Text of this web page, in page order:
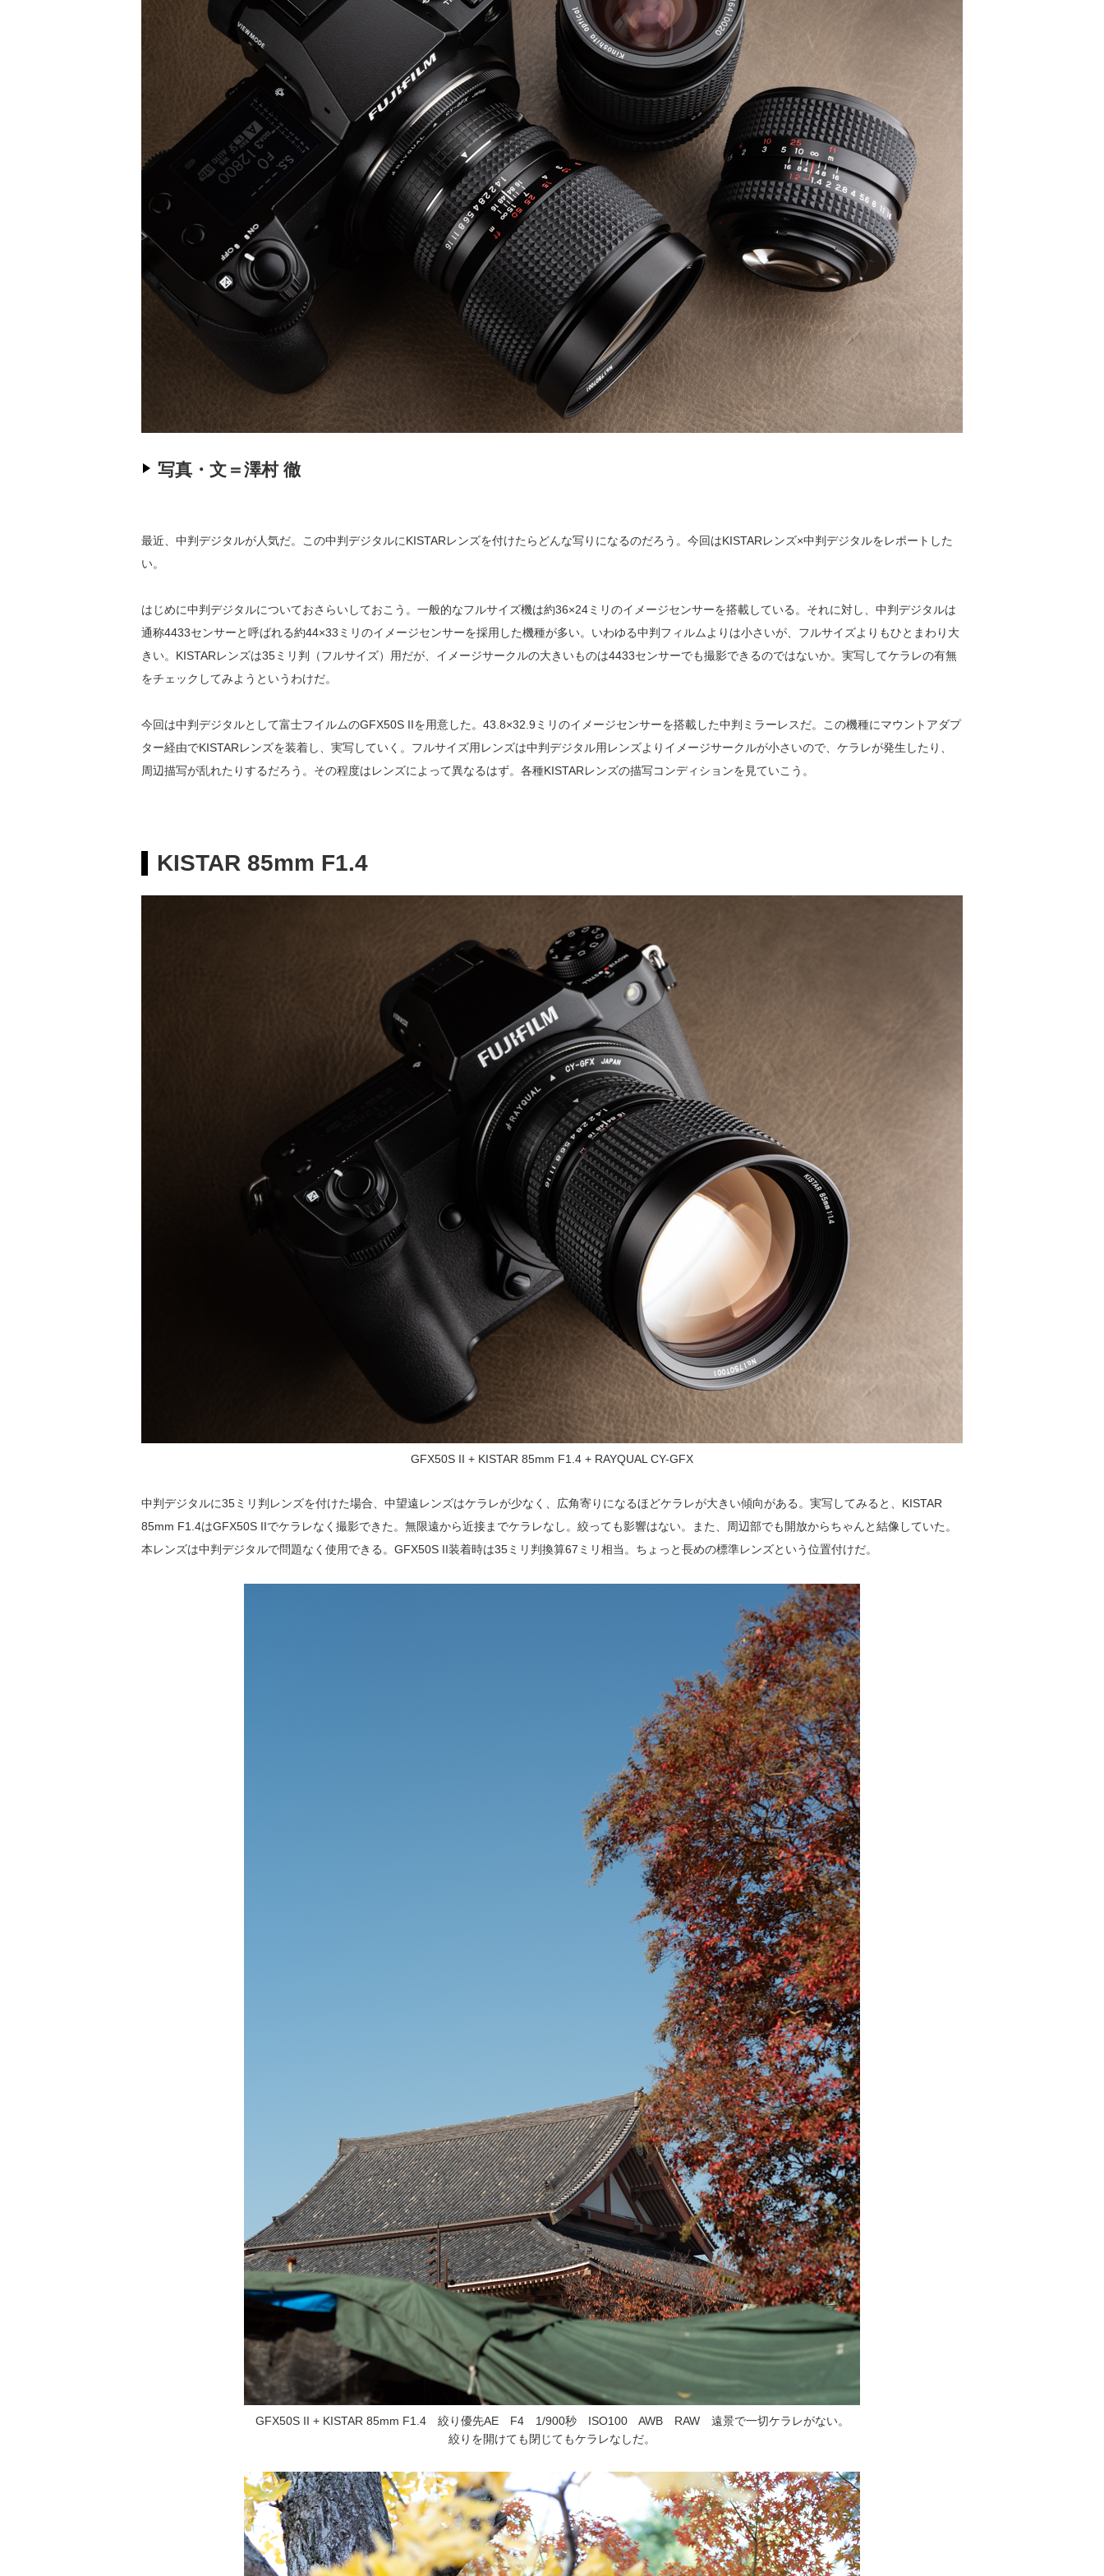
写真・文＝澤村 徹
最近、中判デジタルが人気だ。この中判デジタルにKISTARレンズを付けたらどんな写りになるのだろう。今回はKISTARレンズ×中判デジタルをレポートした
い。
はじめに中判デジタルについておさらいしておこう。一般的なフルサイズ機は約36×24ミリのイメージセンサーを搭載している。それに対し、中判デジタルは
通称4433センサーと呼ばれる約44×33ミリのイメージセンサーを採用した機種が多い。いわゆる中判フィルムよりは小さいが、フルサイズよりもひとまわり大
きい。KISTARレンズは35ミリ判（フルサイズ）用だが、イメージサークルの大きいものは4433センサーでも撮影できるのではないか。実写してケラレの有無
をチェックしてみようというわけだ。
今回は中判デジタルとして富士フイルムのGFX50S IIを用意した。43.8×32.9ミリのイメージセンサーを搭載した中判ミラーレスだ。この機種にマウントアダプ
ター経由でKISTARレンズを装着し、実写していく。フルサイズ用レンズは中判デジタル用レンズよりイメージサークルが小さいので、ケラレが発生したり、
周辺描写が乱れたりするだろう。その程度はレンズによって異なるはず。各種KISTARレンズの描写コンディションを見ていこう。
KISTAR 85mm F1.4
GFX50S II + KISTAR 85mm F1.4 + RAYQUAL CY-GFX
中判デジタルに35ミリ判レンズを付けた場合、中望遠レンズはケラレが少なく、広角寄りになるほどケラレが大きい傾向がある。実写してみると、KISTAR
85mm F1.4はGFX50S IIでケラレなく撮影できた。無限遠から近接までケラレなし。絞っても影響はない。また、周辺部でも開放からちゃんと結像していた。
本レンズは中判デジタルで問題なく使用できる。GFX50S II装着時は35ミリ判換算67ミリ相当。ちょっと長めの標準レンズという位置付けだ。
GFX50S II + KISTAR 85mm F1.4 絞り優先AE F4 1/900秒 ISO100 AWB RAW 遠景で一切ケラレがない。
絞りを開けても閉じてもケラレなしだ。